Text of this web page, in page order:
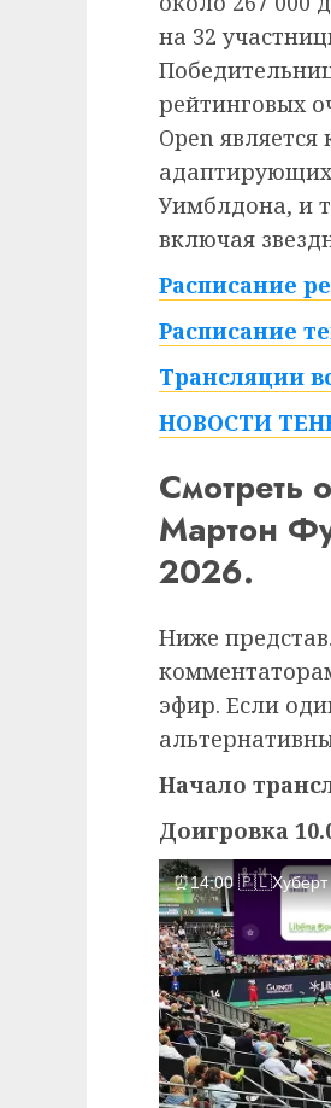
на 32
рейтинговых
Open
Уимблдона, и
включая
Расписание
Расписание
Трансляции
НОВОСТИ
Смотреть
Мартон
2026.
Ниже
эфир. Если
Начало
Доигровка